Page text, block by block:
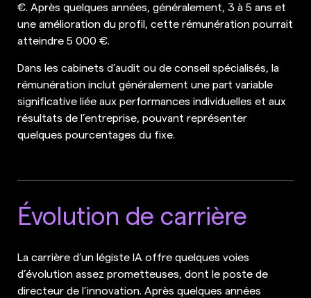
€. Après quelques années, généralement, 3 à 5 ans et
une amélioration du profil, cette rémunération pourrait
atteindre 5 000 €.
Dans les cabinets d’audit ou de conseil spécialisés, la
rémunération inclut généralement une part variable
significative liée aux performances individuelles et aux
résultats de l’entreprise, pouvant représenter
quelques pourcentages du fixe.
Évolution de carrière
La carrière d’un légiste IA offre quelques voies
d’évolution assez prometteuses, dont le poste de
directeur de l’innovation. Après quelques années